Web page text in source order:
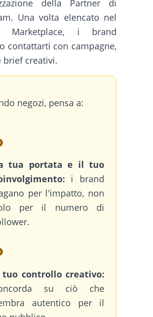
della Partner di
Una volta elencato nel
Marketplace, i brand
contattarti con campagne,
brief creativi.
negozi, pensa a:
tua portata e il tuo
i brand
per l'impatto, non
per il numero di
controllo creativo:
su ciò che
autentico per il